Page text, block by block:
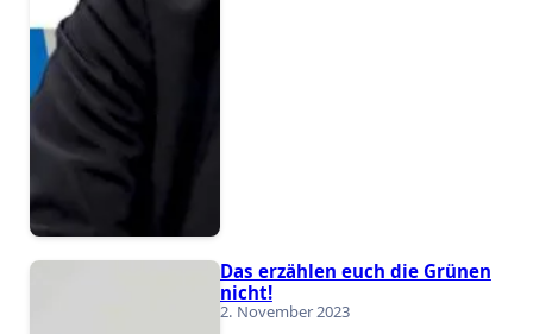
Das erzählen euch die Grünen
nicht!
2. November 2023